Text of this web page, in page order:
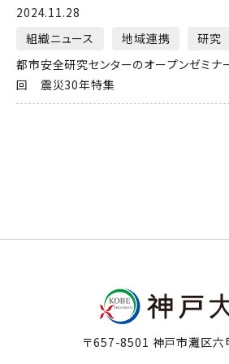
2024.11.28
組織ニュース
地域連携
研究
都市安全研究センターのオープンゼミ
回 震災30年特集
〒657-8501 神戸市灘区六